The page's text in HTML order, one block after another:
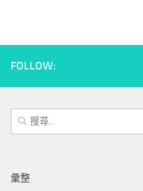
FOLLOW:
搜
尋
字:
彙整